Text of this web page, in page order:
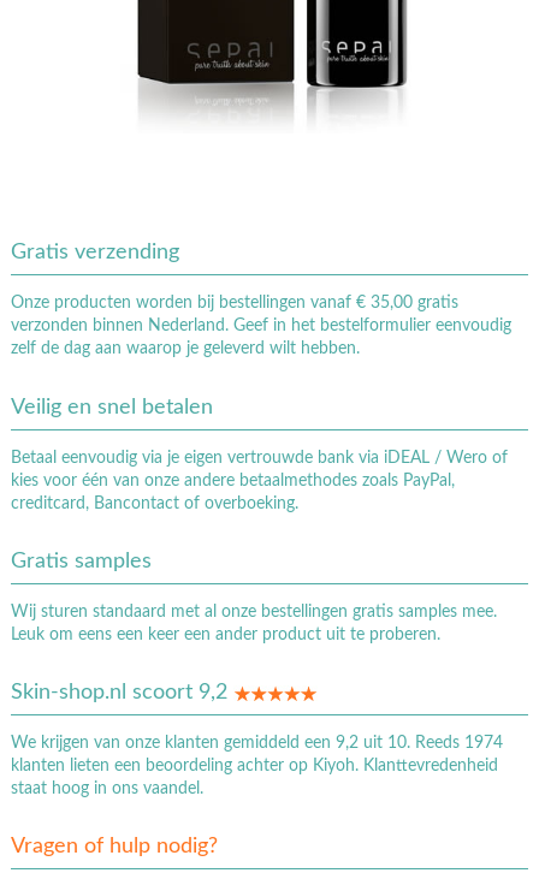
Gratis verzending
Onze producten worden bij bestellingen vanaf € 35,00 gratis
verzonden binnen Nederland. Geef in het bestelformulier eenvoudig
zelf de dag aan waarop je geleverd wilt hebben.
Veilig en snel betalen
Betaal eenvoudig via je eigen vertrouwde bank via iDEAL / Wero of
kies voor één van onze andere betaalmethodes zoals PayPal,
creditcard, Bancontact of overboeking.
Gratis samples
Wij sturen standaard met al onze bestellingen gratis samples mee.
Leuk om eens een keer een ander product uit te proberen.
Skin-shop.nl scoort 9,2
We krijgen van onze klanten gemiddeld een 9,2 uit 10. Reeds 1974
klanten lieten een beoordeling achter op Kiyoh. Klanttevredenheid
staat hoog in ons vaandel.
Vragen of hulp nodig?